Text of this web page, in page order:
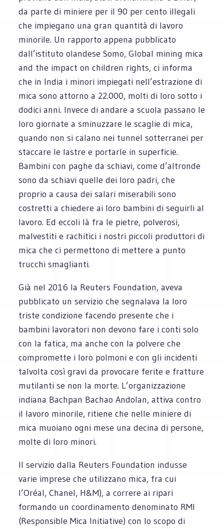
da parte di miniere per il 90 per cento illegali
che impiegano una gran quantità di lavoro
minorile. Un rapporto appena pubblicato
dall’istituto olandese Somo, Global mining mica
and the impact on children rights, ci informa
che in India i minori impiegati nell’estrazione di
mica sono attorno a 22.000, molti di loro sotto i
dodici anni. Invece di andare a scuola passano le
loro giornate a sminuzzare le scaglie di mica,
quando non si calano nei tunnel sotterranei per
staccare le lastre e portarle in superficie.
Bambini con paghe da schiavi, come d’altronde
sono da schiavi quelle dei loro padri, che
proprio a causa dei salari miserabili sono
costretti a chiedere ai loro bambini di seguirli al
lavoro. Ed eccoli là fra le pietre, polverosi,
malvestiti e rachitici i nostri piccoli produttori di
mica che ci permettono di mettere a punto
trucchi smaglianti.
Già nel 2016 la Reuters Foundation, aveva
pubblicato un servizio che segnalava la loro
triste condizione facendo presente che i
bambini lavoratori non devono fare i conti solo
con la fatica, ma anche con la polvere che
compromette i loro polmoni e con gli incidenti
talvolta così gravi da provocare ferite e fratture
mutilanti se non la morte. L’organizzazione
indiana Bachpan Bachao Andolan, attiva contro
il lavoro minorile, ritiene che nelle miniere di
mica muoiano ogni mese una decina di persone,
molte di loro minori.
Il servizio dalla Reuters Foundation indusse
varie imprese che utilizzano mica, fra cui
l’Oréal, Chanel, H&M), a correre ai ripari
formando un coordinamento denominato RMI
(Responsible Mica Initiative) con lo scopo di